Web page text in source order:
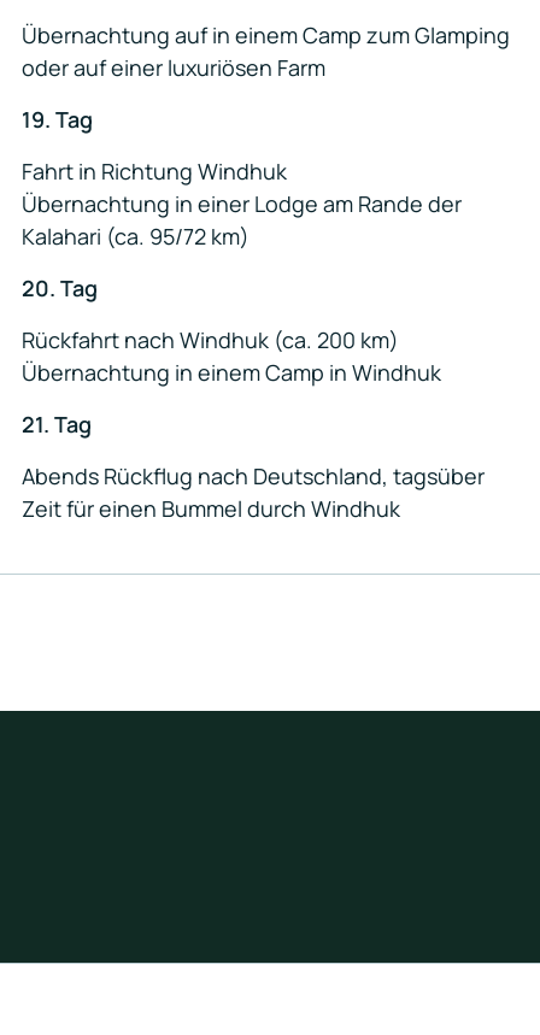
Übernachtung auf in einem Camp zum Glamping
oder auf einer luxuriösen Farm
19. Tag
Fahrt in Richtung Windhuk
Übernachtung in einer Lodge am Rande der
Kalahari (ca. 95/72 km)
20. Tag
Rückfahrt nach Windhuk (ca. 200 km)
Übernachtung in einem Camp in Windhuk
21. Tag
Abends Rückflug nach Deutschland, tagsüber
Zeit für einen Bummel durch Windhuk